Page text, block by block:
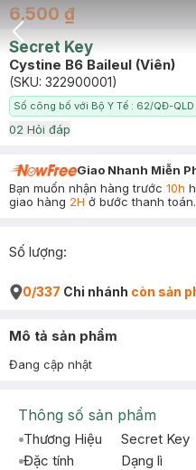
Back Icon
6.500 ₫
Secret Key
Cystine B6 Baileul (Viên)
(SKU: 322900001)
Số công bố với Bộ Y Tế : 62/QĐ-QLD
02 Hỏi đáp
Giao Nhanh Miễn
Bạn muốn nhận hàng trước 10h
giao hàng 2H ở bước thanh toán.
Số lượng:
0/337 Chi nhánh còn sản
Mô tả sản phẩm
Đang cập nhật
Thông số sản phẩm
Thương Hiệu
Secret Key
Đặc tính
Dạng lì